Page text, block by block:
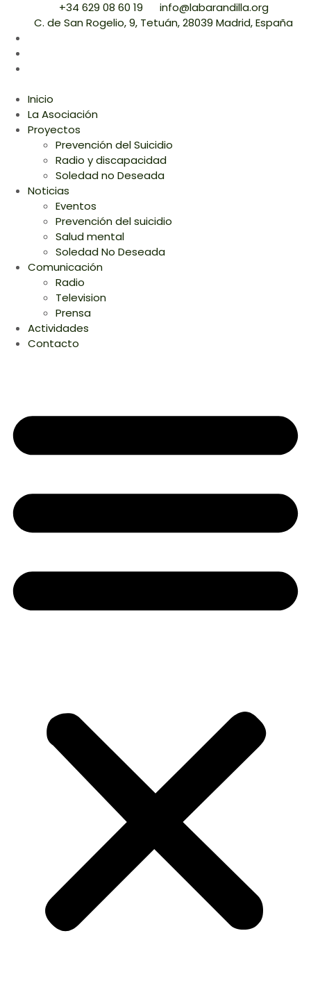
+34 629 08 60 19
info@labarandilla.org
C. de San Rogelio, 9, Tetuán, 28039 Madrid, España
Inicio
La Asociación
Proyectos
Prevención del Suicidio
Radio y discapacidad
Soledad no Deseada
Noticias
Eventos
Prevención del suicidio
Salud mental
Soledad No Deseada
Comunicación
Radio
Television
Prensa
Actividades
Contacto